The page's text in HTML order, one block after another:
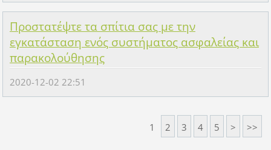
Προστατέψτε τα σπίτια σας με την
εγκατάσταση ενός συστήματος ασφαλείας και
παρακολούθησης
2020-12-02 22:51
1 2 3 4 5 > >>